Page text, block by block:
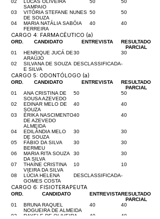
02
LUCAS OLIVEIRA
SAMPAIO
50
50
03
VITÓRIA STEFANE NUNES
DE SOUZA
50
50
04
MARIA NATÁLIA SABÓIA
FERREIRA
40 40
CARGO 4: FARMACÊUTICO (a)
ORD. CANDIDATO ENTREVISTA
RESULTADO
PARCIAL
01
HENRIQUE JUCÁ DE
ARAÚJO
30
30
02
SILVANA DE SOUZA
E SILVA
DESCLASSIFICADA-
CARGO 5: ODONTÓLOGO (a)
ORD. CANDIDATO ENTREVISTA
RESULTADO
PARCIAL
01
ANA CRISTINA DE
SOUSA AZEVEDO
50
50
02
EDINAR MELO DE
SOUZA
40
40
03
ÉRIKA NASCIMENTO
DE AZEVEDO
ALMEIDA
40 40
04
EDILÂNDIA MELO
DE SOUZA
30
30
05
FÁBIO DA SILVA
BERMEU
30
30
06
MARIA RITA SOUZA
DA SILVA
30
30
07
THAÍNE CRISTINA
VIEIRA DA SILVA
10
10
08
LÚCIA HELENA
GOMES COSTA
DESCLASSIFICADA-
CARGO 6: FISIOTERAPEUTA
ORD. CANDIDATO ENTREVISTARESULTADO
PARCIAL
01
BRUNA RAQUEL
NOGUEIRA DE ALMEIDA
40
40
02
RAYELE DE OLIVEIRA
40 40